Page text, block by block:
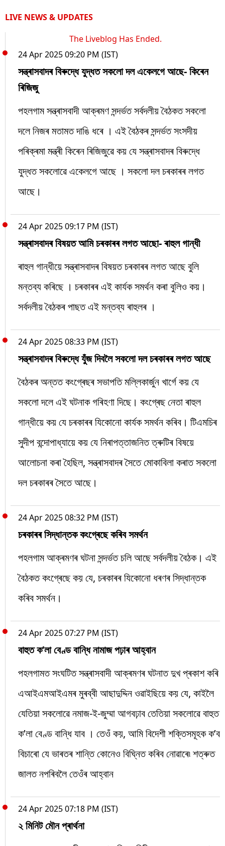
LIVE NEWS & UPDATES
The Liveblog Has Ended.
24 Apr 2025 09:20 PM (IST)
সন্ত্ৰাসবাদৰ বিৰুদ্ধে যুদ্ধত সকলো দল একেলগে আছে- কিৰেন
ৰিজিজু
পহলগাম সন্ত্ৰাসবাদী আক্ৰমণ সন্দৰ্ভত সৰ্বদলীয় বৈঠকত সকলো
দলে নিজৰ মতামত দাঙি ধৰে । এই বৈঠকৰ সন্দৰ্ভত সংসদীয়
পৰিক্ৰমা মন্ত্ৰী কিৰেন ৰিজিজুৱে কয় যে সন্ত্ৰাসবাদৰ বিৰুদ্ধে
যুদ্ধত সকলোৱে একেলগে আছে । সকলো দল চৰকাৰৰ লগত
আছে।
24 Apr 2025 09:17 PM (IST)
সন্ত্ৰাসবাদৰ বিষয়ত আমি চৰকাৰৰ লগত আছো- ৰাহুল গান্ধী
ৰাহুল গান্ধীয়ে সন্ত্ৰাসবাদৰ বিষয়ত চৰকাৰৰ লগত আছে বুলি
মন্তব্য কৰিছে । চৰকাৰৰ এই কাৰ্যক সমৰ্থন কৰা বুলিও কয়।
সৰ্বদলীয় বৈঠকৰ পাছত এই মন্তব্য ৰাহুলৰ ।
24 Apr 2025 08:33 PM (IST)
সন্ত্ৰাসবাদৰ বিৰুদ্ধে যুঁজ দিবলৈ সকলো দল চৰকাৰৰ লগত আছে
বৈঠকৰ অন্তত কংগ্ৰেছৰ সভাপতি মল্লিকাৰ্জুন খাৰ্গে কয় যে
সকলো দলে এই ঘটনাক গৰিহণা দিছে। কংগ্ৰেছ নেতা ৰাহুল
গান্ধীয়ে কয় যে চৰকাৰৰ যিকোনো কাৰ্যক সমৰ্থন কৰিব। টিএমচিৰ
সুদীপ বন্দোপাধ্যায়ে কয় যে নিৰাপত্তাজনিত ত্ৰুটিৰ বিষয়ে
আলোচনা কৰা হৈছিল, সন্ত্ৰাসবাদৰ সৈতে মোকাবিলা কৰাত সকলো
দল চৰকাৰৰ সৈতে আছে।
24 Apr 2025 08:32 PM (IST)
চৰকাৰৰ সিদ্ধান্তক কংগ্ৰেছে কৰিব সমৰ্থন
পহলগাম আক্ৰমণৰ ঘটনা সন্দৰ্ভত চলি আছে সৰ্বদলীয় বৈঠক। এই
বৈঠকত কংগ্ৰেছে কয় যে, চৰকাৰৰ যিকোনো ধৰণৰ সিদ্ধান্তক
কৰিব সমৰ্থন।
24 Apr 2025 07:27 PM (IST)
বাহুত ক’লা বেণ্ড বান্ধি নামাজ পঢ়াৰ আহ্বান
পহলগামত সংঘটিত সন্ত্ৰাসবাদী আক্ৰমণৰ ঘটনাত দুখ প্ৰকাশ কৰি
এআইএমআইএমৰ মুৰব্বী আছাদুদ্দিন ওৱাইছিয়ে কয় যে, কাইলৈ
যেতিয়া সকলোৱে নমাজ-ই-জুম্মা আগবঢ়াব তেতিয়া সকলোৱে বাহুত
ক’লা বেণ্ড বান্ধি যাব । তেওঁ কয়, আমি বিদেশী শক্তিসমূহক ক’ব
বিচাৰো যে ভাৰতৰ শান্তি কোনেও বিঘ্নিত কৰিব নোৱাৰে৷ শত্ৰুত
জালত নপৰিবলৈ তেওঁৰ আহ্বান
24 Apr 2025 07:18 PM (IST)
২ মিনিট মৌন প্ৰাৰ্থনা